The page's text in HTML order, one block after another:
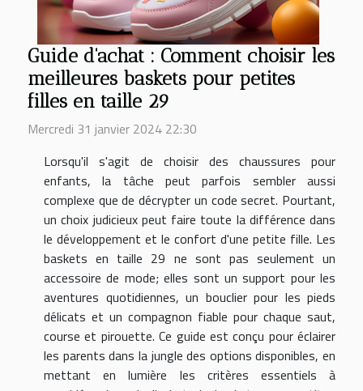
Guide d'achat : Comment choisir les
meilleures baskets pour petites
filles en taille 29
Mercredi 31 janvier 2024 22:30
Lorsqu'il s'agit de choisir des chaussures pour
enfants, la tâche peut parfois sembler aussi
complexe que de décrypter un code secret. Pourtant,
un choix judicieux peut faire toute la différence dans
le développement et le confort d'une petite fille. Les
baskets en taille 29 ne sont pas seulement un
accessoire de mode; elles sont un support pour les
aventures quotidiennes, un bouclier pour les pieds
délicats et un compagnon fiable pour chaque saut,
course et pirouette. Ce guide est conçu pour éclairer
les parents dans la jungle des options disponibles, en
mettant en lumière les critères essentiels à